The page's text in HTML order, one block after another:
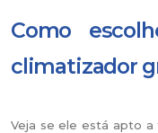
Como
climatizador
Veja se ele está apto